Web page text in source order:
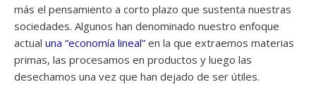
más el pensamiento a corto plazo que sustenta nuestras
sociedades. Algunos han denominado nuestro enfoque
actual una “economía lineal” en la que extraemos materias
primas, las procesamos en productos y luego las
desechamos una vez que han dejado de ser útiles.